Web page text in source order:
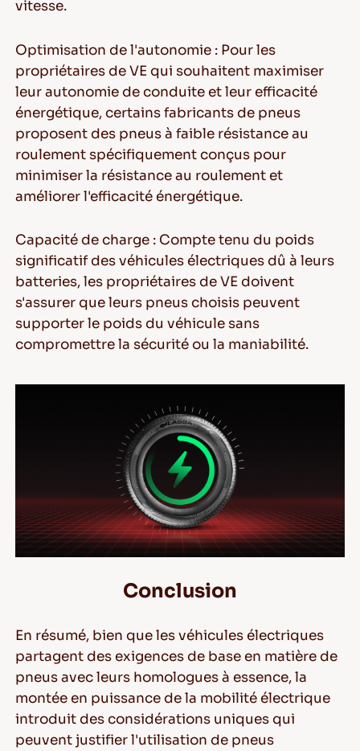
vitesse.
Optimisation de l'autonomie : Pour les
propriétaires de VE qui souhaitent maximiser
leur autonomie de conduite et leur efficacité
énergétique, certains fabricants de pneus
proposent des pneus à faible résistance au
roulement spécifiquement conçus pour
minimiser la résistance au roulement et
améliorer l'efficacité énergétique.
Capacité de charge : Compte tenu du poids
significatif des véhicules électriques dû à leurs
batteries, les propriétaires de VE doivent
s'assurer que leurs pneus choisis peuvent
supporter le poids du véhicule sans
compromettre la sécurité ou la maniabilité.
Conclusion
En résumé, bien que les véhicules électriques
partagent des exigences de base en matière de
pneus avec leurs homologues à essence, la
montée en puissance de la mobilité électrique
introduit des considérations uniques qui
peuvent justifier l'utilisation de pneus